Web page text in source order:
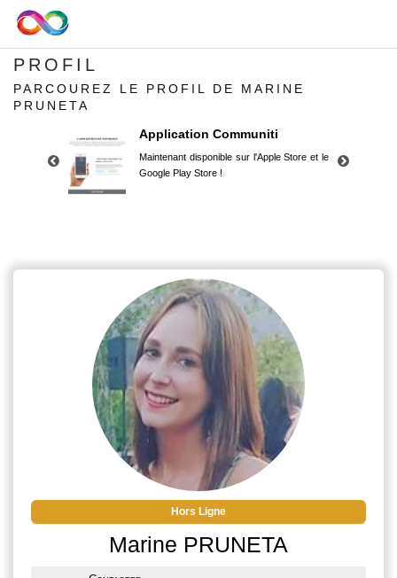
PROFIL
PARCOUREZ LE PROFIL DE MARINE
PRUNETA
Application Communiti
Maintenant disponible sur l'Apple Store et le
Google Play Store !
Google Play Store !
Hors Ligne
Marine PRUNETA